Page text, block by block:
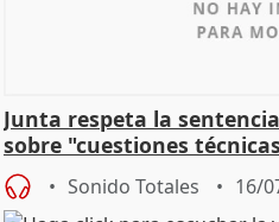
Junta respeta la
sobre "cuestiones
const
Sonido Totales 16/